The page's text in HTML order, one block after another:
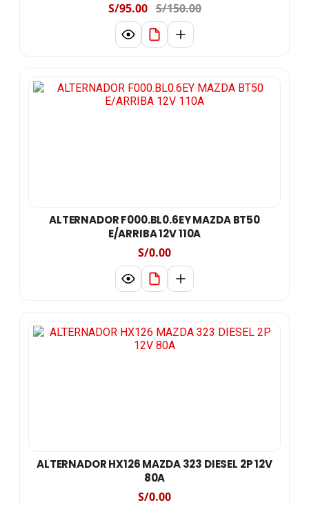
S/95.00 S/150.00
ALTERNADOR F000.BL0.6EY MAZDA BT50
E/ARRIBA 12V 110A
S/0.00
ALTERNADOR HX126 MAZDA 323 DIESEL 2P 12V
80A
S/0.00